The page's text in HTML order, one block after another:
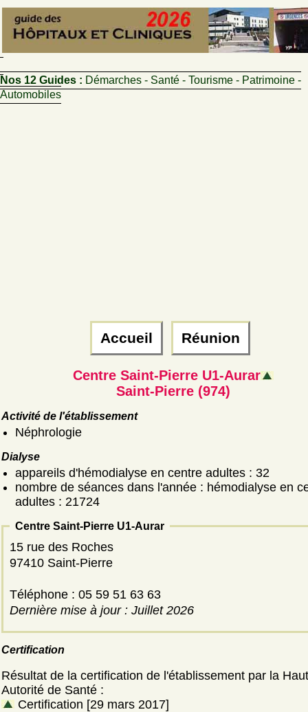
Nos 12 Guides : Démarches - Santé - Tourisme - Patrimoine -
Automobiles
Accueil Réunion
Centre Saint-Pierre U1-Aurar
Saint-Pierre (974)
Activité de l'établissement
Néphrologie
Dialyse
appareils d'hémodialyse en centre adultes : 32
nombre de séances dans l'année : hémodialyse en
adultes : 21724
Centre Saint-Pierre U1-Aurar
15 rue des Roches
97410 Saint-Pierre
Téléphone : 05 59 51 63 63
Dernière mise à jour : Juillet 2026
Certification
Résultat de la certification de l'établissement par la
Autorité de Santé :
Certification [29 mars 2017]